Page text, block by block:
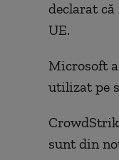
declarat
UE.
Microsoft
utilizat pe
sunt din